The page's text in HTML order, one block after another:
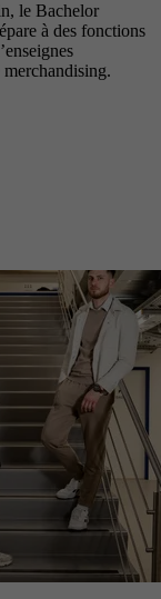
le Bachelor
à des fonctions
merchandising.